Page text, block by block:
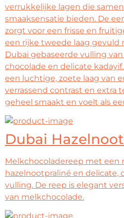
verrukkelijke lagen die
smaaksensatie bieden. De
zorgt voor een frisse en
een rijke tweede laag gevuld
Dubai gebaseerde vulling
chocolade en delicate
een luchtige, zoete laag van
verrassend contrast en extra
geheel smaakt en voelt als
Dubai Hazelnoot
Melkchocoladereep met een
hazelnootpraliné en delicate,
vulling. De reep is elegant
van melkchocolade.